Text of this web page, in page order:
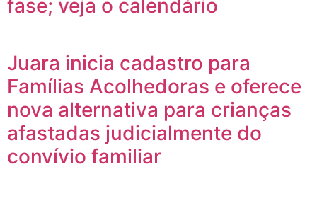
fase; veja o calendário
Juara inicia cadastro para
Famílias Acolhedoras e oferece
nova alternativa para crianças
afastadas judicialmente do
convívio familiar